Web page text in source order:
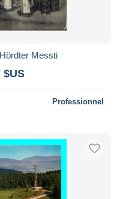
Messti
$US
Professionnel